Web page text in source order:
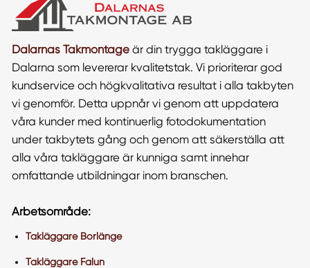
Dalarnas Takmontageär din trygga takläggare i
Dalarna som levererar kvalitetstak. Vi prioriterar god
kundservice och högkvalitativa resultat i alla takbyten
vi genomför. Detta uppnår vi genom att uppdatera
våra kunder med kontinuerlig fotodokumentation
under takbytets gång och genom att säkerställa att
alla våra takläggare är kunniga samt innehar
omfattande utbildningar inom branschen.
Arbetsområde:
Takläggare Borlänge
Takläggare Falun